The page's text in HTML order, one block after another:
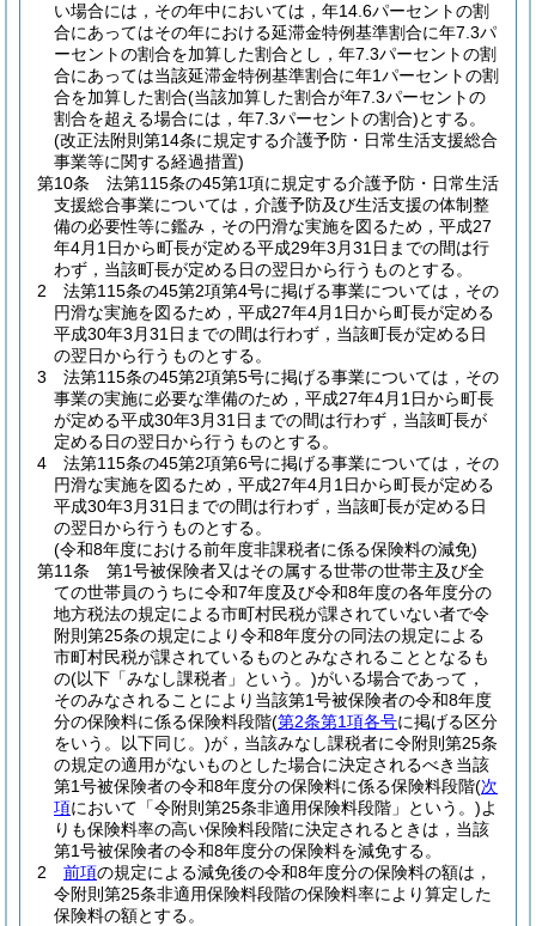
い場合には，その年中においては，年14.6パーセントの割
合にあってはその年における延滞金特例基準割合に年7.3パ
ーセントの割合を加算した割合とし，年7.3パーセントの割
合にあっては当該延滞金特例基準割合に年1パーセントの割
合を加算した割合(当該加算した割合が年7.3パーセントの
割合を超える場合には，年7.3パーセントの割合)とする。
(改正法附則第14条に規定する介護予防・日常生活支援総合
事業等に関する経過措置)
第10条
法第115条の45第1項に規定する介護予防・日常生活
支援総合事業については，介護予防及び生活支援の体制整
備の必要性等に鑑み，その円滑な実施を図るため，平成27
年4月1日から町長が定める平成29年3月31日までの間は行
わず，当該町長が定める日の翌日から行うものとする。
2
法第115条の45第2項第4号に掲げる事業については，その
円滑な実施を図るため，平成27年4月1日から町長が定める
平成30年3月31日までの間は行わず，当該町長が定める日
の翌日から行うものとする。
3
法第115条の45第2項第5号に掲げる事業については，その
事業の実施に必要な準備のため，平成27年4月1日から町長
が定める平成30年3月31日までの間は行わず，当該町長が
定める日の翌日から行うものとする。
4
法第115条の45第2項第6号に掲げる事業については，その
円滑な実施を図るため，平成27年4月1日から町長が定める
平成30年3月31日までの間は行わず，当該町長が定める日
の翌日から行うものとする。
(令和8年度における前年度非課税者に係る保険料の減免)
第11条
第1号被保険者又はその属する世帯の世帯主及び全
ての世帯員のうちに令和7年度及び令和8年度の各年度分の
地方税法の規定による市町村民税が課されていない者で令
附則第25条の規定により令和8年度分の同法の規定による
市町村民税が課されているものとみなされることとなるも
の(以下「みなし課税者」という。)がいる場合であって，
そのみなされることにより当該第1号被保険者の令和8年度
分の保険料に係る保険料段階(第2条第1項各号に掲げる区分
をいう。以下同じ。)が，当該みなし課税者に令附則第25条
の規定の適用がないものとした場合に決定されるべき当該
第1号被保険者の令和8年度分の保険料に係る保険料段階(次
項において「令附則第25条非適用保険料段階」という。)よ
りも保険料率の高い保険料段階に決定されるときは，当該
第1号被保険者の令和8年度分の保険料を減免する。
2
前項の規定による減免後の令和8年度分の保険料の額は，
令附則第25条非適用保険料段階の保険料率により算定した
保険料の額とする。